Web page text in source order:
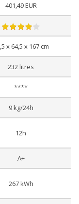
401,49 EUR
x 64,5 x 167 cm
232 litres
****
9 kg/24h
12h
A+
267 kWh